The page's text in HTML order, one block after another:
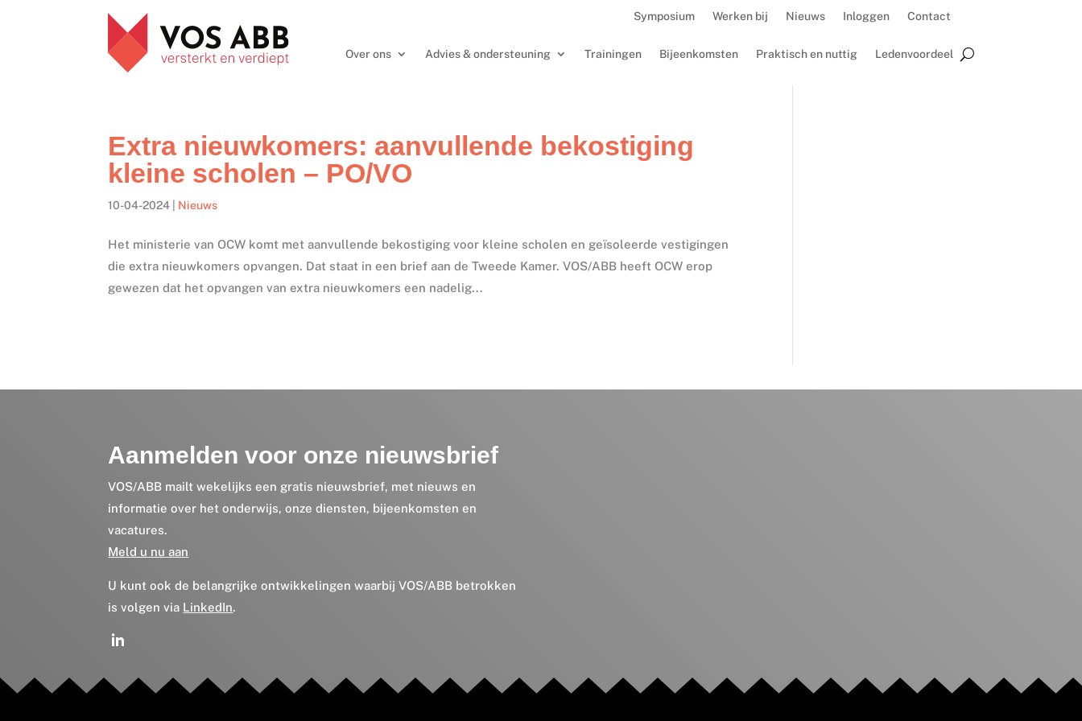
Symposium Werken bij Nieuws Inloggen Contact
Over ons Advies & ondersteuning Trainingen Bijeenkomsten Praktisch en nuttig Ledenvoordeel
Extra nieuwkomers: aanvullende bekostiging
kleine scholen – PO/VO
10-04-2024 Nieuws
Het ministerie van OCW komt met aanvullende bekostiging voor kleine scholen en geïsoleerde vestigingen
die extra nieuwkomers opvangen. Dat staat in een brief aan de Tweede Kamer. VOS/ABB heeft OCW erop
gewezen dat het opvangen van extra nieuwkomers een nadelig...
Aanmelden voor onze nieuwsbrief
VOS/ABB mailt wekelijks een gratis nieuwsbrief, met nieuws en
informatie over het onderwijs, onze diensten, bijeenkomsten en
vacatures.
Meld u nu aan
U kunt ook de belangrijke ontwikkelingen waarbij VOS/ABB betrokken
is volgen via LinkedIn.